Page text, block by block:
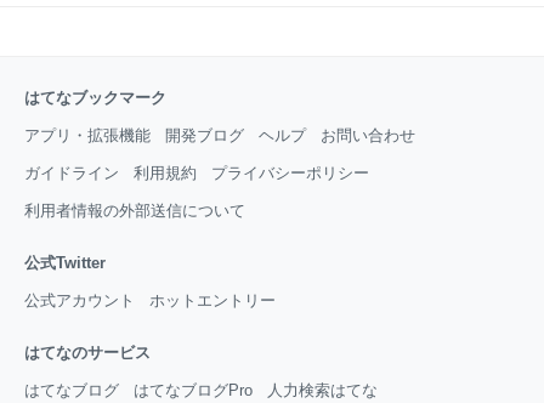
はてなブックマーク
アプリ・拡張機能 開発ブログ ヘルプ お問い合わせ
ガイドライン 利用規約 プライバシーポリシー
利用者情報の外部送信について
公式Twitter
公式アカウント ホットエントリー
はてなのサービス
はてなブログ はてなブログPro 人力検索はてな